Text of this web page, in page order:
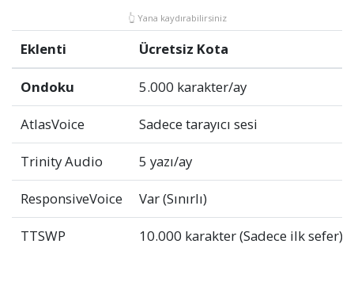
👆Yana kaydırabilirsiniz
Eklenti Ücretsiz Kota
Ondoku 5.000 karakter/ay
AtlasVoice Sadece tarayıcı sesi
Trinity Audio 5 yazı/ay
ResponsiveVoice Var (Sınırlı)
TTSWP 10.000 karakter (Sadece ilk sefer)